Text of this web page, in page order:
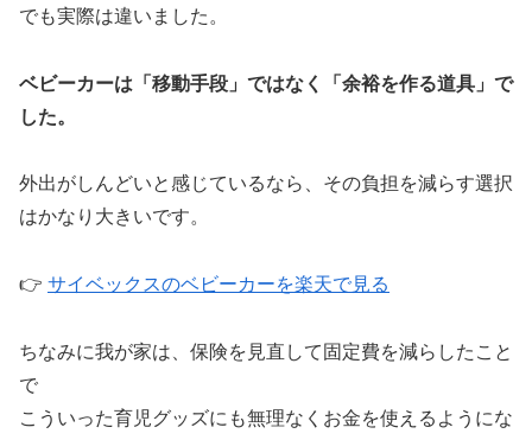
でも実際は違いました。
ベビーカーは「移動手段」ではなく「余裕を作る道具」で
した。
外出がしんどいと感じているなら、その負担を減らす選択
はかなり大きいです。
👉 サイベックスのベビーカーを楽天で見る
ちなみに我が家は、保険を見直して固定費を減らしたこと
で
こういった育児グッズにも無理なくお金を使えるようにな